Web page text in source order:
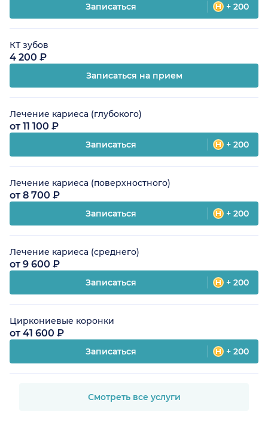
Записаться + 200
КТ зубов
4 200 ₽
Записаться на прием
Лечение кариеса (глубокого)
от 11 100 ₽
Записаться + 200
Лечение кариеса (поверхностного)
от 8 700 ₽
Записаться + 200
Лечение кариеса (среднего)
от 9 600 ₽
Записаться + 200
Циркониевые коронки
от 41 600 ₽
Записаться + 200
Смотреть все услуги